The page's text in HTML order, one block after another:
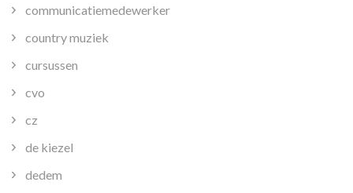
communicatiemedewerker
country muziek
cursussen
cvo
cz
de kiezel
dedem